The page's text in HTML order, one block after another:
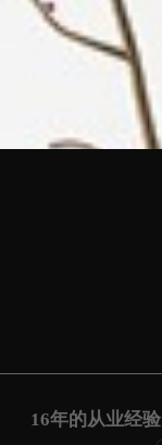
16年的从业经验